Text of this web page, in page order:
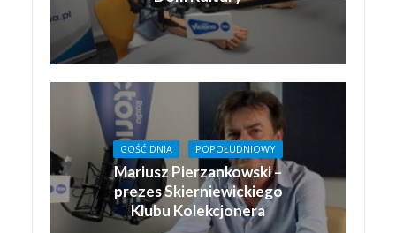
GOŚĆ DNIA POPOŁUDNIOWY
Mariusz Pierzankowski –
prezes Skierniewickiego
Klubu Kolekcjonera